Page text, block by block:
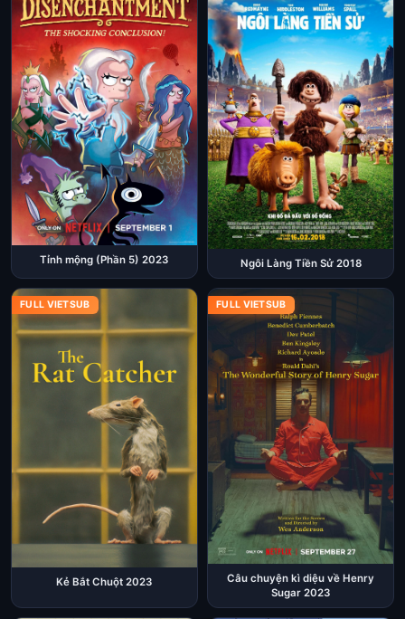
Tỉnh mộng (Phần 5) 2023 Ngôi Làng Tiền Sử 2018
FULL VIETSUB
Kẻ Bắt Chuột 2023
FULL VIETSUB
Câu chuyện kì diệu về Henry
Sugar 2023